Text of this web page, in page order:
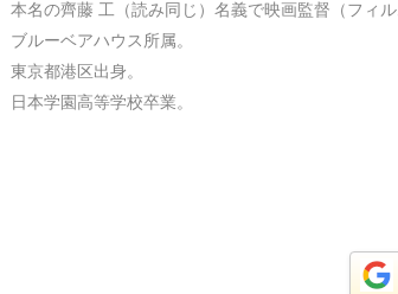
本名の齊藤 工（読み同じ）名義で映画監督（フィ
ブルーベアハウス所属。
東京都港区出身。
日本学園高等学校卒業。